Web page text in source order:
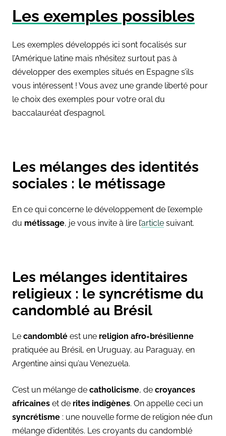
Les exemples possibles
Les exemples développés ici sont focalisés sur
l’Amérique latine mais n’hésitez surtout pas à
développer des exemples situés en Espagne s’ils
vous intéressent ! Vous avez une grande liberté pour
le choix des exemples pour votre oral du
baccalauréat d’espagnol.
Les mélanges des identités
sociales : le métissage
En ce qui concerne le développement de l’exemple
du métissage, je vous invite à lire l’article suivant.
Les mélanges identitaires
religieux : le syncrétisme du
candomblé au Brésil
Le candomblé est une religion afro-brésilienne
pratiquée au Brésil, en Uruguay, au Paraguay, en
Argentine ainsi qu’au Venezuela.
C’est un mélange de catholicisme, de croyances
africaines et de rites indigènes. On appelle ceci un
syncrétisme : une nouvelle forme de religion née d’un
mélange d’identités. Les croyants du candomblé